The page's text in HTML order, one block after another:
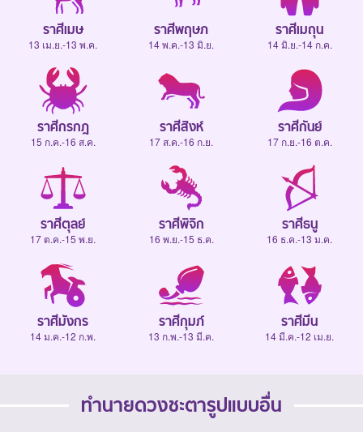
ราศีเมษ
13 เม.ย.-13 พ.ค.
ราศีพฤษภ
14 พ.ค.-13 มิ.ย.
ราศีเมถุน
14 มิ.ย.-14 ก.ค.
ราศีกรกฎ
15 ก.ค.-16 ส.ค.
ราศีสิงห์
17 ส.ค.-16 ก.ย.
ราศีกันย์
17 ก.ย.-16 ต.ค.
ราศีตุลย์
17 ต.ค.-15 พ.ย.
ราศีพิจิก
16 พ.ย.-15 ธ.ค.
ราศีธนู
16 ธ.ค.-13 ม.ค.
ราศีมังกร
14 ม.ค.-12 ก.พ.
ราศีกุมภ์
13 ก.พ.-13 มี.ค.
ราศีมีน
14 มี.ค.-12 เม.ย.
ทำนายดวงชะตารูปแบบอื่น